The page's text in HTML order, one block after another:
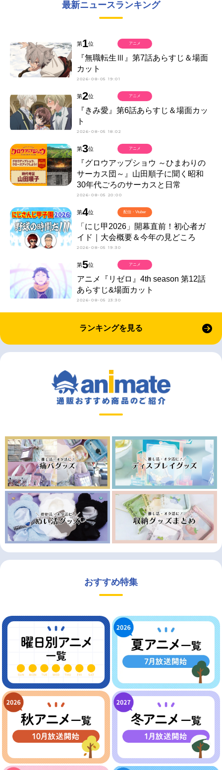
最新ニュースランキング
第1位
『無職転生Ⅲ』第7話あらすじ＆場面
カット
2026-08-05 19:01
アニメ
第2位
『きみ愛』第6話あらすじ＆場面カッ
ト
2026-08-05 18:02
アニメ
第3位
『グロウアップショウ ～ひまわりの
サーカス団～』山田順子に聞く昭和
30年代ごろのサーカスと日常
2026-08-05 20:00
アニメ
第4位
「にじ甲2026」開幕直前！初心者ガ
イド｜大会概要＆今年の見どころ
2026-08-05 19:30
配信・Vtuber
第5位
アニメ『リゼロ』4th season 第12話
あらすじ&場面カット
2026-08-05 23:30
アニメ
ランキングを見る
おすすめ特集